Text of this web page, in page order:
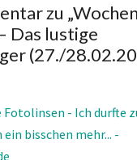
zu „
Das lustige
(27./
Fotolinsen - Ich durfte
ein bisschen mehr... -